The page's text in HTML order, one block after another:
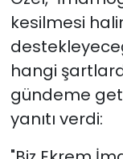
kesilmesi
hangi
gündeme
yanıtı verdi: